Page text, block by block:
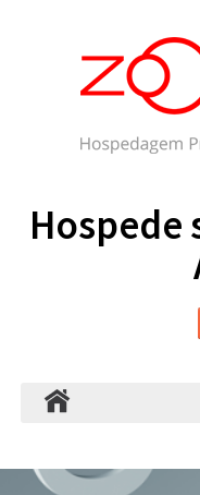
Hospede
Domínios Blog